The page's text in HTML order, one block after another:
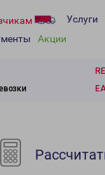
Услуги
Акции